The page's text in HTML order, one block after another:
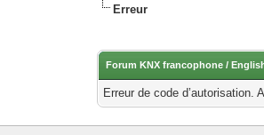
Erreur
Forum KNX francophone /
Erreur de code